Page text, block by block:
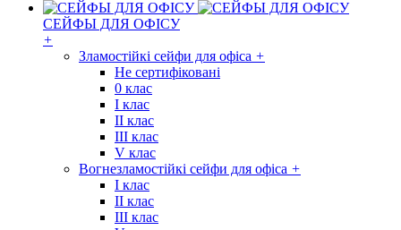
СЕЙФЫ ДЛЯ ОФІСУ
+
Зламостійкі сейфи для офіса +
Не сертифіковані
0 клас
I клас
II клас
III клас
V клас
Вогнезламостійкі сейфи для офіса +
I клас
II клас
III клас